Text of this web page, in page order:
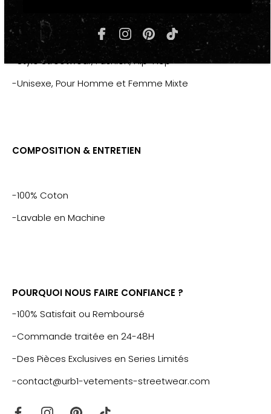
"ELECTRIC"
-Look Fashion tendance, Mode Urbaine
-Style Streetwear, Fashion, Hip-Hop
-Unisexe, Pour Homme et Femme Mixte
COMPOSITION & ENTRETIEN
-100% Coton
-Lavable en Machine
POURQUOI NOUS FAIRE CONFIANCE ?
-100% Satisfait ou Remboursé
-Commande traitée en 24-48H
-Des Pièces Exclusives en Series Limités
-contact@urb1-vetements-streetwear.com